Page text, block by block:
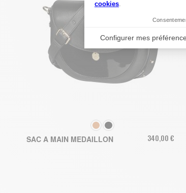
COULEUR
SAC A MAIN MEDAILLON 340,00 €